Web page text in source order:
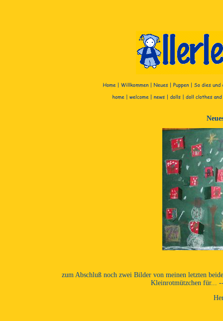
zum Abschluß noch zwei Bilder von meinen letzten
Kleinrotmützchen für...